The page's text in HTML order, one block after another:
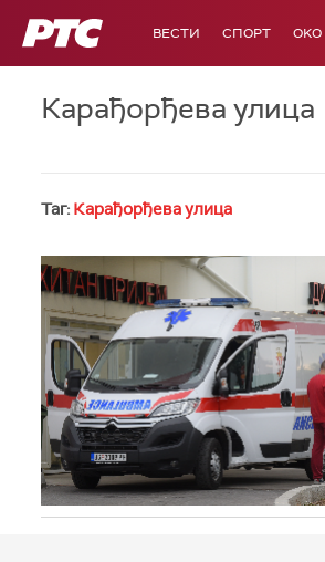
РТС ВЕСТИ СПОРТ OKO
Карађорђева улица
Таг: Карађорђева улица